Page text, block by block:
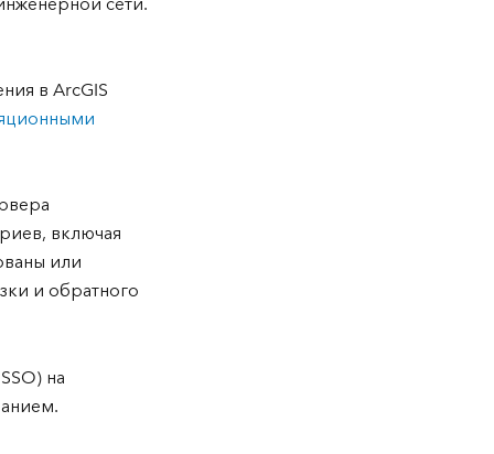
в ArcGIS
включая
или
и обратного
на